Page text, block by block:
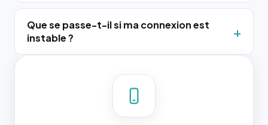
Que se passe-t-il si ma connexion est
instable ?